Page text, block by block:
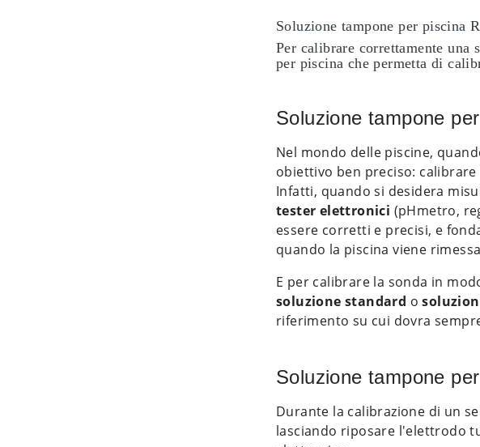
Soluzione tampone per piscina
Per calibrare correttamente una
per piscina che permetta di
Soluzione tampone
Nel mondo delle piscine,
obiettivo ben preciso:
Infatti, quando si desidera
tester elettronici (pHmetro,
essere corretti e precisi, e
quando la piscina viene
E per calibrare la sonda in
soluzione standard o
riferimento su cui dovra
Soluzione tampone
Durante la calibrazione di un
lasciando riposare l'elettrodo